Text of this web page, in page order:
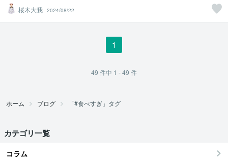
桜木大我 2024/08/22
1
49 件中 1 - 49 件
ホーム ブログ 「#食べすぎ」タグ
カテゴリ一覧
コラム